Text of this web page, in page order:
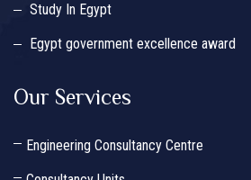
Study In Egypt
Egypt government excellence award
Our Services
Engineering Consultancy Centre